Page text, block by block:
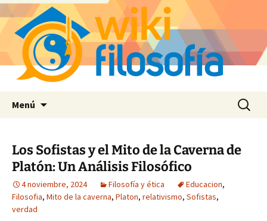
Menú Buscar:
Los Sofistas y el Mito de la Caverna de
Platón: Un Análisis Filosófico
4 noviembre, 2024 Filosofía y ética Educacion,
Filosofia, Mito de la caverna, Platon, relativismo, Sofistas,
verdad